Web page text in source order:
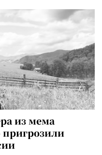
из мема